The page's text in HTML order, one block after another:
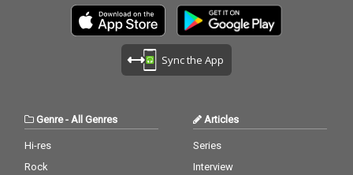
Sync the App
Genre- All Genres
Hi-res
Rock
Articles
Series
Interview